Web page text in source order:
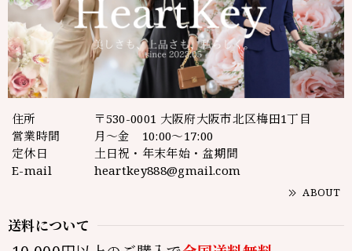
住所
〒530-0001 大阪府大阪市北区梅田1丁目
営業時間
月～金 10:00～17:00
定休日
土日祝・年末年始・盆期間
E-mail
heartkey888@gmail.com
ABOUT
送料について